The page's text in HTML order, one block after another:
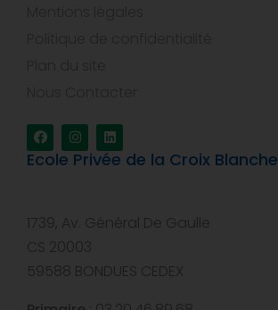
Ecole Privée de la Croix Blanche
1739, Av. Général De Gaulle
CS 20003
59588 BONDUES CEDEX